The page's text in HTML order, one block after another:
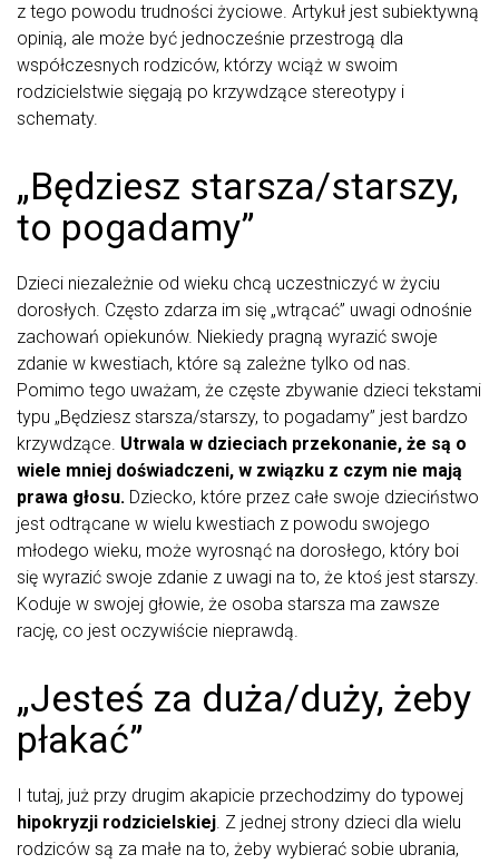
z tego powodu trudności życiowe. Artykuł jest subiektywną
opinią, ale może być jednocześnie przestrogą dla
współczesnych rodziców, którzy wciąż w swoim
rodzicielstwie sięgają po krzywdzące stereotypy i
schematy.
„Będziesz starsza/starszy,
to pogadamy”
Dzieci niezależnie od wieku chcą uczestniczyć w życiu
dorosłych. Często zdarza im się „wtrącać” uwagi odnośnie
zachowań opiekunów. Niekiedy pragną wyrazić swoje
zdanie w kwestiach, które są zależne tylko od nas.
Pomimo tego uważam, że częste zbywanie dzieci tekstami
typu „Będziesz starsza/starszy, to pogadamy” jest bardzo
krzywdzące. Utrwala w dzieciach przekonanie, że są o
wiele mniej doświadczeni, w związku z czym nie mają
prawa głosu. Dziecko, które przez całe swoje dzieciństwo
jest odtrącane w wielu kwestiach z powodu swojego
młodego wieku, może wyrosnąć na dorosłego, który boi
się wyrazić swoje zdanie z uwagi na to, że ktoś jest starszy.
Koduje w swojej głowie, że osoba starsza ma zawsze
rację, co jest oczywiście nieprawdą.
„Jesteś za duża/duży, żeby
płakać”
I tutaj, już przy drugim akapicie przechodzimy do typowej
hipokryzji rodzicielskiej. Z jednej strony dzieci dla wielu
rodziców są za małe na to, żeby wybierać sobie ubrania,